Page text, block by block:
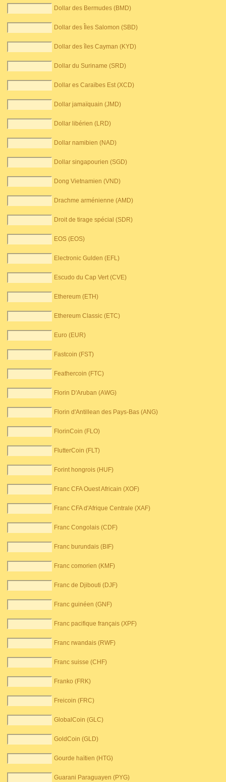
Dollar des Bermudes (BMD)
Dollar des Îles Salomon (SBD)
Dollar des îles Cayman (KYD)
Dollar du Suriname (SRD)
Dollar es Caraïbes Est (XCD)
Dollar jamaïquain (JMD)
Dollar libérien (LRD)
Dollar namibien (NAD)
Dollar singapourien (SGD)
Dong Vietnamien (VND)
Drachme arménienne (AMD)
Droit de tirage spécial (SDR)
EOS (EOS)
Electronic Gulden (EFL)
Escudo du Cap Vert (CVE)
Ethereum (ETH)
Ethereum Classic (ETC)
Euro (EUR)
Fastcoin (FST)
Feathercoin (FTC)
Florin D'Aruban (AWG)
Florin d'Antillean des Pays-Bas (ANG)
FlorinCoin (FLO)
FlutterCoin (FLT)
Forint hongrois (HUF)
Franc CFA Ouest Africain (XOF)
Franc CFA d'Afrique Centrale (XAF)
Franc Congolais (CDF)
Franc burundais (BIF)
Franc comorien (KMF)
Franc de Djibouti (DJF)
Franc guinéen (GNF)
Franc pacifique français (XPF)
Franc rwandais (RWF)
Franc suisse (CHF)
Franko (FRK)
Freicoin (FRC)
GlobalCoin (GLC)
GoldCoin (GLD)
Gourde haïtien (HTG)
Guarani Paraguayen (PYG)